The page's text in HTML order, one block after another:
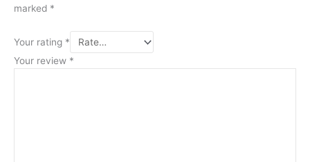
marked *
Your rating *
Your review *